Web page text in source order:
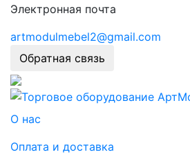
Электронная почта
artmodulmebel2@gmail.com
Обратная связь
О нас
Оплата и доставка